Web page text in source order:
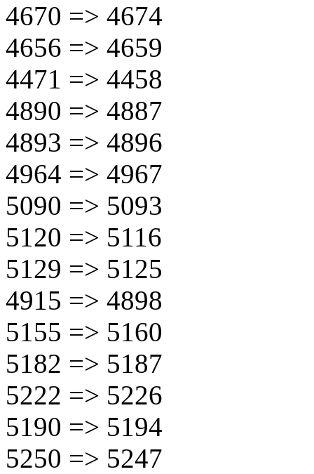
4670 => 4674
4656 => 4659
4471 => 4458
4890 => 4887
4893 => 4896
4964 => 4967
5090 => 5093
5120 => 5116
5129 => 5125
4915 => 4898
5155 => 5160
5182 => 5187
5222 => 5226
5190 => 5194
5250 => 5247